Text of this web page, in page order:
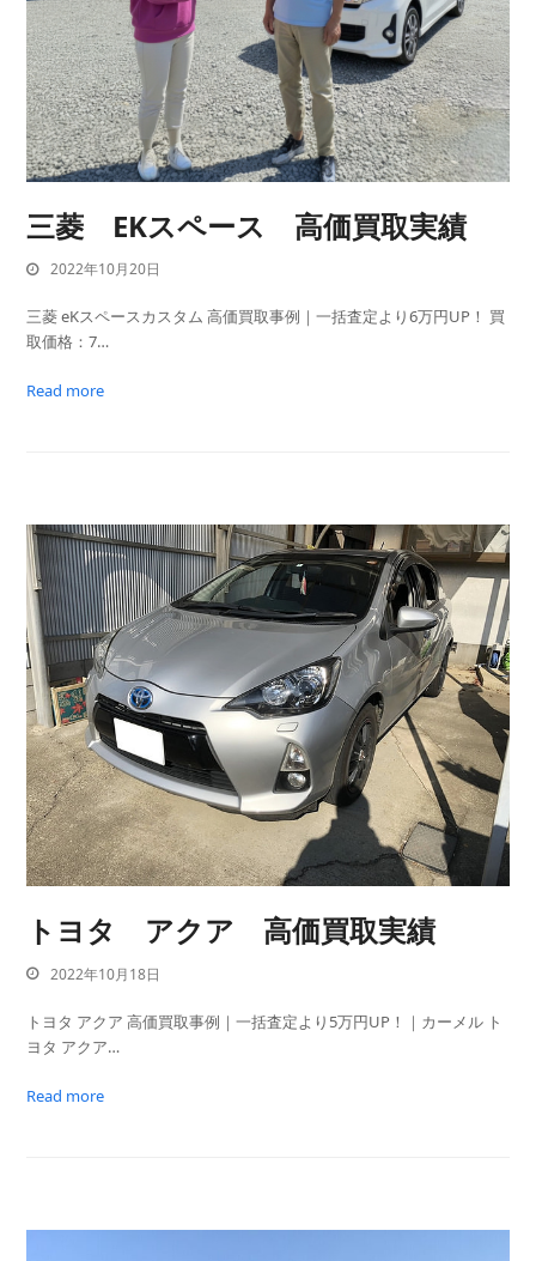
三菱 EKスペース 高価買取実績
2022年10月20日
三菱 eKスペースカスタム 高価買取事例｜一括査定より6万円UP！ 買
取価格：7…
Read more
トヨタ アクア 高価買取実績
2022年10月18日
トヨタ アクア 高価買取事例｜一括査定より5万円UP！｜カーメル ト
ヨタ アクア…
Read more